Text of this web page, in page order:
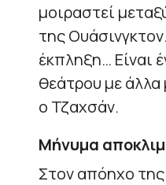
μοιραστεί
της
έκπληξη… Είναι
θεάτρου με άλλα
ο Τζαχσάν.
Μήνυμα
Στον απόηχο